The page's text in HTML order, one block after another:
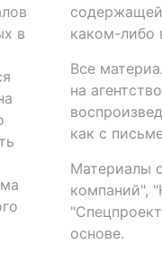
в
содержащей
каком-либо
Все
на
как с
Материалы
компаний",
основе.